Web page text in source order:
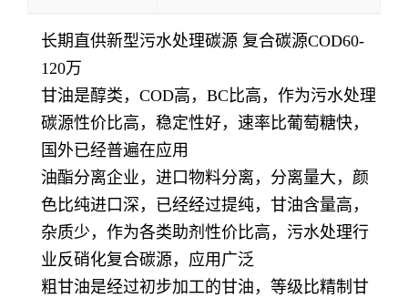
长期直供新型污水处理碳源 复合碳源COD60-
120万
甘油是醇类，COD高，BC比高，作为污水处理
碳源性价比高，稳定性好，速率比葡萄糖快，
国外已经普遍在应用
油酯分离企业，进口物料分离，分离量大，颜
色比纯进口深，已经经过提纯，甘油含量高，
杂质少，作为各类助剂性价比高，污水处理行
业反硝化复合碳源，应用广泛
粗甘油是经过初步加工的甘油，等级比精制甘